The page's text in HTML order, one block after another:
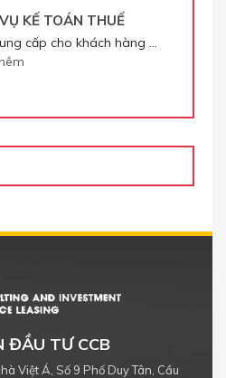
KẾ TOÁN THUẾ
cấp cho khách hàng …
ĐẦU TƯ CCB
Việt Á, Số 9 Phố Duy Tân, Cầu